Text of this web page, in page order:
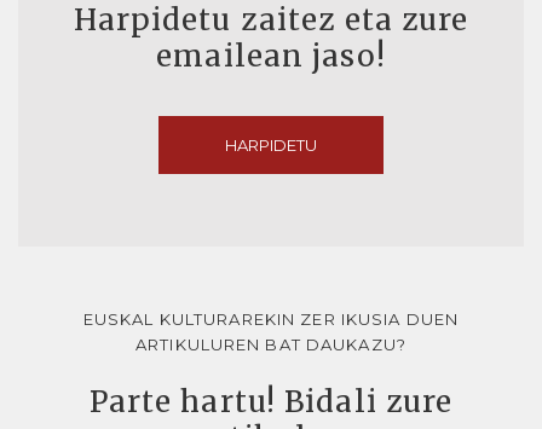
Harpidetu zaitez eta zure
emailean jaso!
HARPIDETU
EUSKAL KULTURAREKIN ZER IKUSIA DUEN
ARTIKULUREN BAT DAUKAZU?
Parte hartu! Bidali zure